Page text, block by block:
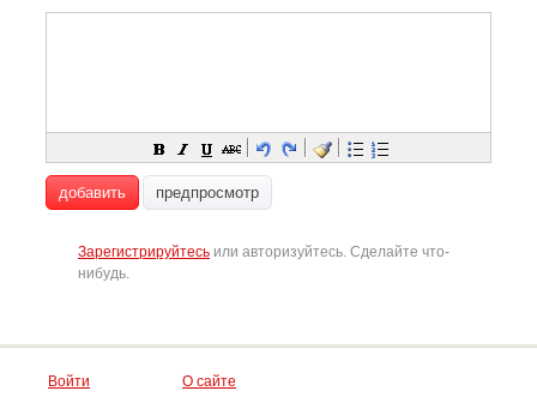
добавить предпросмотр
Зарегистрируйтесь или авторизуйтесь. Сделайте что-
нибудь.
Войти
О сайте